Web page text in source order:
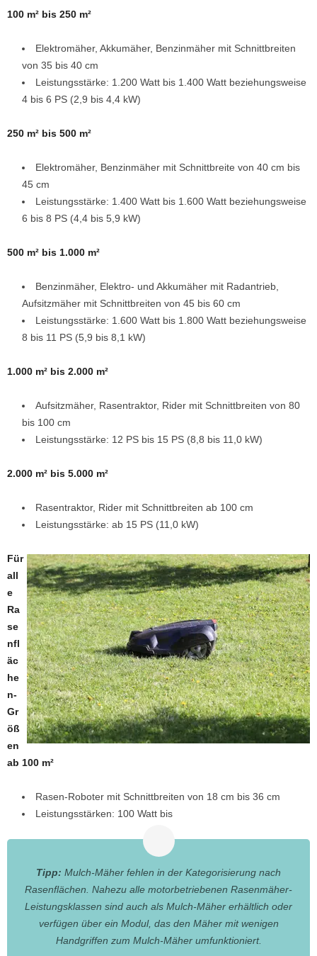
100 m² bis 250 m²
Elektromäher, Akkumäher, Benzinmäher mit Schnittbreiten
von 35 bis 40 cm
Leistungsstärke: 1.200 Watt bis 1.400 Watt beziehungsweise
4 bis 6 PS (2,9 bis 4,4 kW)
250 m² bis 500 m²
Elektromäher, Benzinmäher mit Schnittbreite von 40 cm bis
45 cm
Leistungsstärke: 1.400 Watt bis 1.600 Watt beziehungsweise
6 bis 8 PS (4,4 bis 5,9 kW)
500 m² bis 1.000 m²
Benzinmäher, Elektro- und Akkumäher mit Radantrieb,
Aufsitzmäher mit Schnittbreiten von 45 bis 60 cm
Leistungsstärke: 1.600 Watt bis 1.800 Watt beziehungsweise
8 bis 11 PS (5,9 bis 8,1 kW)
1.000 m² bis 2.000 m²
Aufsitzmäher, Rasentraktor, Rider mit Schnittbreiten von 80
bis 100 cm
Leistungsstärke: 12 PS bis 15 PS (8,8 bis 11,0 kW)
2.000 m² bis 5.000 m²
Rasentraktor, Rider mit Schnittbreiten ab 100 cm
Leistungsstärke: ab 15 PS (11,0 kW)
Für
all
e
Ra
se
nfl
äc
he
n-
Gr
öß
en
ab 100 m²
Rasen-Roboter mit Schnittbreiten von 18 cm bis 36 cm
Leistungsstärken: 100 Watt bis
Tipp: Mulch-Mäher fehlen in der Kategorisierung nach
Rasenflächen. Nahezu alle motorbetriebenen Rasenmäher-
Leistungsklassen sind auch als Mulch-Mäher erhältlich oder
verfügen über ein Modul, das den Mäher mit wenigen
Handgriffen zum Mulch-Mäher umfunktioniert.